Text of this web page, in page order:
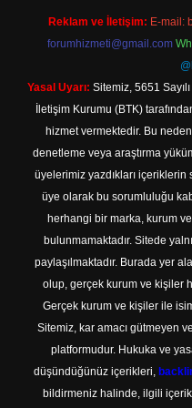
Reklam ve İletişim: E-mail:
forumhizmeti@gmail.com
Yasal Uyarı: Sitemiz, 5651
İletişim Kurumu (BTK)
hizmet vermektedir. Bu
denetleme veya araştırma
üyelerimiz yazdıkları
üye olarak bu sorumluluğu
herhangi bir marka, kurum
bulunmamaktadır. Sitede
paylaşılmaktadır. Burada yer
olup, gerçek kurum ve kişiler
Gerçek kurum ve kişiler ile
Sitemiz, kar amacı gütmeyen
platformudur. Hukuka ve
düşündüğünüz içerikleri,
bildirmeniz halinde, ilgili